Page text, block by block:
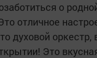
о
отличное
духовой оркестр,
Это